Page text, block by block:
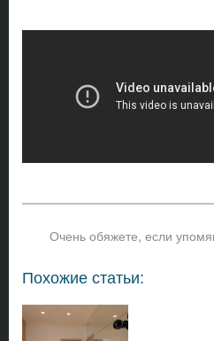
Очень обяжете, если
Похожие статьи: